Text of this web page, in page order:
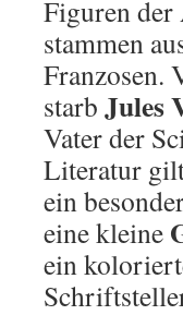
Figuren der
stammen
Franzosen.
starb Jules
Vater der
Literatur
ein
eine kleine
ein